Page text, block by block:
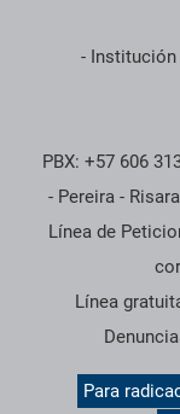
- Institución
PBX: +57 606
- Pereira -
Línea de
Línea
Para